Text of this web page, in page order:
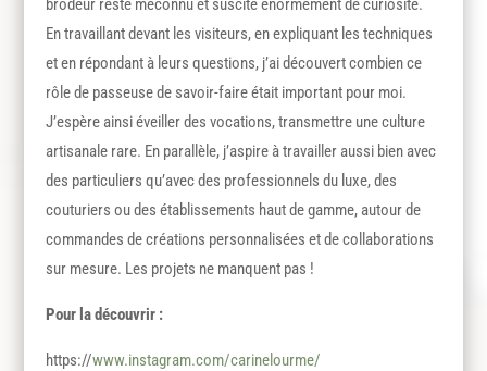
brodeur reste méconnu et suscite énormément de curiosité.
En travaillant devant les visiteurs, en expliquant les techniques
et en répondant à leurs questions, j’ai découvert combien ce
rôle de passeuse de savoir-faire était important pour moi.
J’espère ainsi éveiller des vocations, transmettre une culture
artisanale rare. En parallèle, j’aspire à travailler aussi bien avec
des particuliers qu’avec des professionnels du luxe, des
couturiers ou des établissements haut de gamme, autour de
commandes de créations personnalisées et de collaborations
sur mesure. Les projets ne manquent pas !
Pour la découvrir :
https://www.instagram.com/carinelourme/